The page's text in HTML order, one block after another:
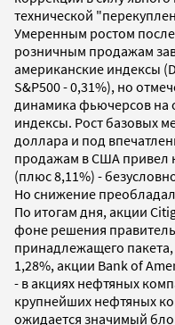
технической
Умеренным ростом
розничным продажам
американские индексы
S&P500 - 0,31%), но
динамика фьючерсов на
индексы. Рост базовых
доллара и под
продажам в США привел
(плюс 8,11%) -
Но снижение
По итогам дня, акции
фоне решения
принадлежащего
1,28%, акции Bank of
- в акциях нефтяных
крупнейших нефтяных
ожидается значимый